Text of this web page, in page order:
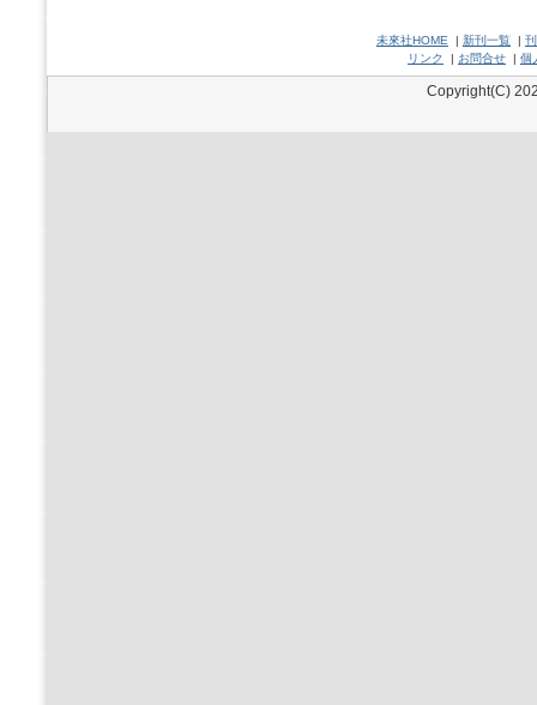
未來社HOME | 新刊一覧 |
リンク
| お問合せ | 個
Copyright(C)